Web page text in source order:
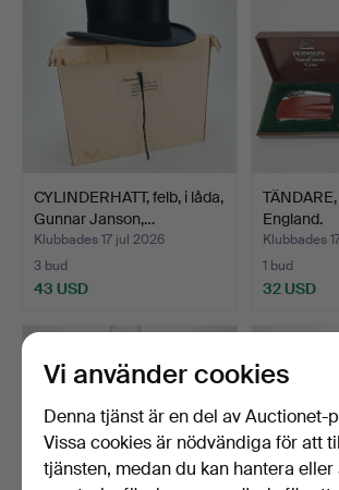
CYLINDERHATT, felb, i låda,
Gunnar Janson,…
Klubbades 17 jul 2026
3 bud
43 USD
England.
Klubbades
1 bud
32 USD
Vi använder cookies
Denna tjänst är en del av Auctionet-
Vissa cookies är nödvändiga för att
tjänsten, medan du kan hantera